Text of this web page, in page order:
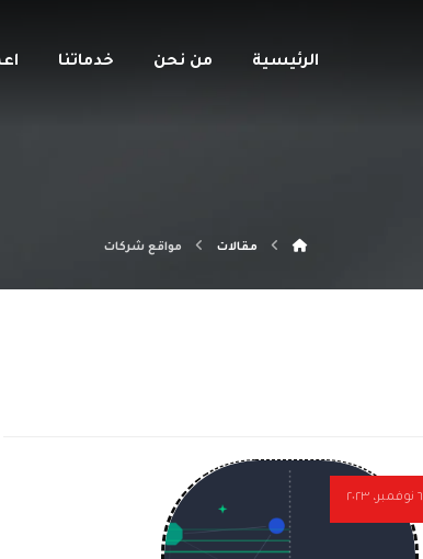
الرئيسية من نحن خدماتنا
مقالات مواقع شركات
٦ نوفمبر، ٢٠٢٣